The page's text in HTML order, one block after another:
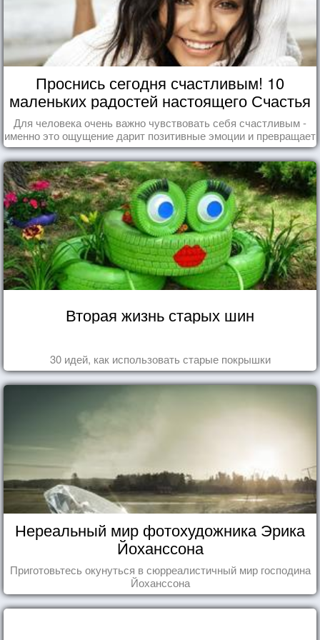
Проснись сегодня счастливым! 10
маленьких радостей настоящего Счастья
Для человека очень важно чувствовать себя счастливым -
именно это ощущение дарит позитивные эмоции и превращает
каждый день в маленький праздник.
Вторая жизнь старых шин
30 идей, как использовать старые покрышки
Нереальный мир фотохудожника Эрика
Йоханссона
Приготовьтесь окунуться в сюрреалистичный мир господина
Йоханссона